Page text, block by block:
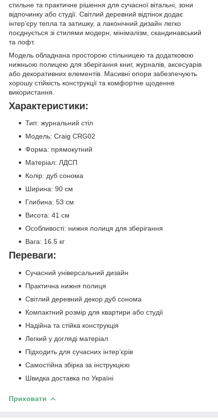
стильне та практичне рішення для сучасної вітальні, зони
відпочинку або студії. Світлий деревний відтінок додає
інтер’єру тепла та затишку, а лаконічний дизайн легко
поєднується зі стилями модерн, мінімалізм, скандинавський
та лофт.
Модель обладнана просторою стільницею та додатковою
нижньою полицею для зберігання книг, журналів, аксесуарів
або декоративних елементів. Масивні опори забезпечують
хорошу стійкість конструкції та комфортне щоденне
використання.
Характеристики:
Тип: журнальний стіл
Модель: Craig CRG02
Форма: прямокутний
Матеріал: ЛДСП
Колір: дуб сонома
Ширина: 90 см
Глибина: 53 см
Висота: 41 см
Особливості: нижня полиця для зберігання
Вага: 16.5 кг
Переваги:
Сучасний універсальний дизайн
Практична нижня полиця
Світлий деревний декор дуб сонома
Компактний розмір для квартири або студії
Надійна та стійка конструкція
Легкий у догляді матеріал
Підходить для сучасних інтер’єрів
Самостійна збірка за інструкцією
Швидка доставка по Україні
Приховати